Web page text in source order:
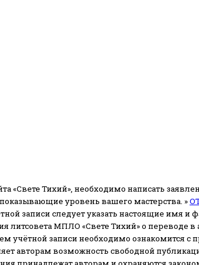
«Свете Тихий», необходимо написать
уровень вашего мастерства. »
записи следует указать настоящие имя и
литсовета МПЛО «Свете Тихий» о переводе
учётной записи необходимо ознакомится
авторам возможность свободной